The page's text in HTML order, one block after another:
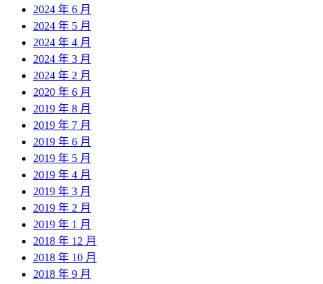
2024 年 6 月
2024 年 5 月
2024 年 4 月
2024 年 3 月
2024 年 2 月
2020 年 6 月
2019 年 8 月
2019 年 7 月
2019 年 6 月
2019 年 5 月
2019 年 4 月
2019 年 3 月
2019 年 2 月
2019 年 1 月
2018 年 12 月
2018 年 10 月
2018 年 9 月